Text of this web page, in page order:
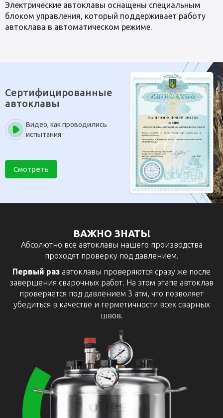
Электрические автоклавы оснащены специальным
блоком управления, который поддерживает работу
автоклава в автоматическом режиме.
Сертифицированные
автоклавы
Видео, как проводились
испытания
Смотреть
ВАЖНО ЗНАТЬ!
Абсолютно все автоклавы нашего производства
проходят проверку под давлением.
Первый раз автоклавы проверяются сразу же после
завершения сварочных работ. На этом этапе автоклав
проверяется под давлением 3 атм, что позволяет
убедиться в качестве и герметичности всех сварных
швов.